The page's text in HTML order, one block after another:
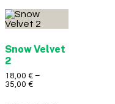
Snow Velvet
2
18,00 € –
35,00 €